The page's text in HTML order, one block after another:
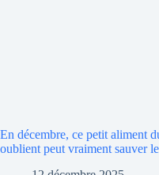
En décembre, ce petit aliment
oublient peut vraiment sauver